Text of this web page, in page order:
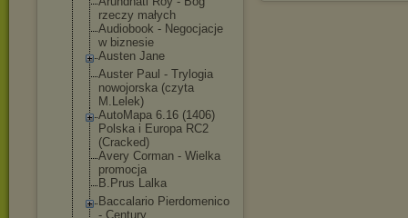
rzeczy małych
Audiobook - Negocjacje
w biznesie
Austen Jane
Auster Paul - Trylogia
nowojorska (czyta
M.Lelek)
AutoMapa 6.16 (1406)
Polska i Europa RC2
(Cracked)
Avery Corman - Wielka
promocja
B.Prus Lalka
Baccalario Pierdomenico
- Century